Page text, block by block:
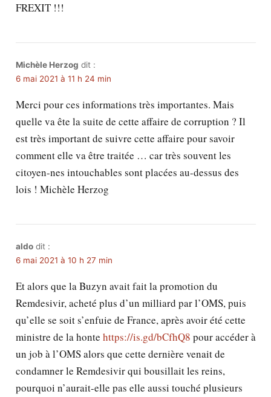
FREXIT !!!
Michèle Herzog dit :
6 mai 2021 à 11 h 24 min
Merci pour ces informations très importantes. Mais
quelle va ête la suite de cette affaire de corruption ? Il
est très important de suivre cette affaire pour savoir
comment elle va être traitée … car très souvent les
citoyen-nes intouchables sont placées au-dessus des
lois ! Michèle Herzog
aldo dit :
6 mai 2021 à 10 h 27 min
Et alors que la Buzyn avait fait la promotion du
Remdesivir, acheté plus d’un milliard par l’OMS, puis
qu’elle se soit s’enfuie de France, après avoir été cette
ministre de la honte https://is.gd/bCfhQ8 pour accéder à
un job à l’OMS alors que cette dernière venait de
condamner le Remdesivir qui bousillait les reins,
pourquoi n’aurait-elle pas elle aussi touché plusieurs